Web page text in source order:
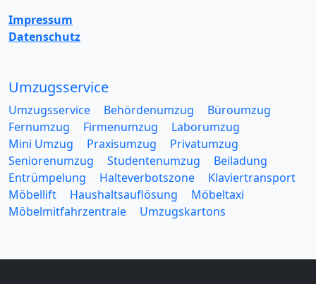
Impressum
Datenschutz
Umzugsservice
Umzugsservice Behördenumzug
Büroumzug
Fernumzug
Firmenumzug
Laborumzug
Mini Umzug
Praxisumzug
Privatumzug
Seniorenumzug
Studentenumzug
Beiladung
Entrümpelung
Halteverbotszone
Klaviertransport
Möbellift
Haushaltsauflösung
Möbeltaxi
Möbelmitfahrzentrale
Umzugskartons